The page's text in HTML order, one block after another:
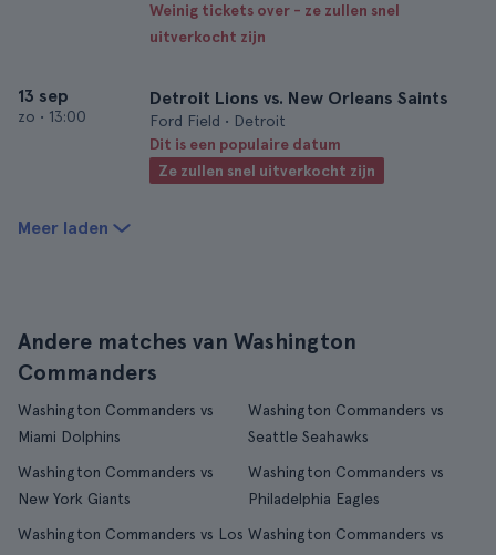
Weinig tickets over - ze zullen snel
uitverkocht zijn
13 sep
zo • 13:00
Detroit Lions vs. New Orleans Saints
Ford Field • Detroit
Dit is een populaire datum
Ze zullen snel uitverkocht zijn
Meer laden
Andere matches van Washington
Commanders
Washington Commanders vs
Miami Dolphins
Washington Commanders vs
Seattle Seahawks
Washington Commanders vs
New York Giants
Washington Commanders vs
Philadelphia Eagles
Washington Commanders vs Los Washington Commanders vs